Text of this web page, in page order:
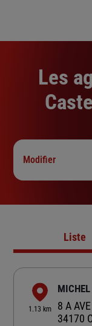
Les
Modifier
Liste
1.13 km
8 A
34170